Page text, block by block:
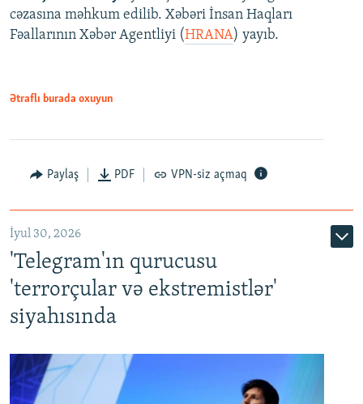
cəzasına məhkum edilib. Xəbəri İnsan Haqları
Fəallarının Xəbər Agentliyi (HRANA) yayıb.
Ətraflı burada oxuyun
Paylaş PDF VPN-siz açmaq
İyul 30, 2026
'Telegram'ın qurucusu
'terrorçular və ekstremistlər'
siyahısında